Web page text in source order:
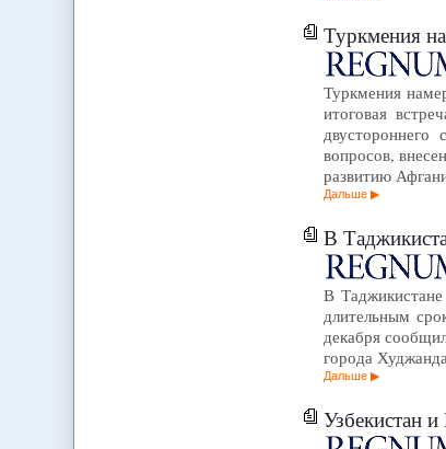
Туркмения
Туркмения
итоговая
вопросов,
развитию
Дальше
В
В
длительным
декабря
города
Дальше
Узбекистан